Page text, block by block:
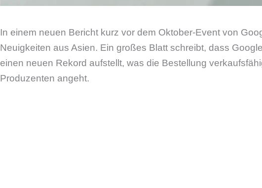
In einem neuen Bericht kurz vor dem Oktober-Event von
Neuigkeiten aus Asien. Ein großes Blatt schreibt, dass
einen neuen Rekord aufstellt, was die Bestellung
Produzenten angeht.